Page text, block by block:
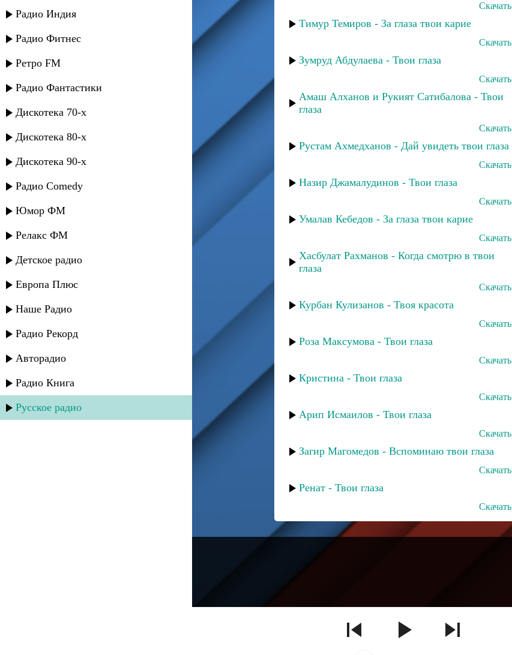
Радио Индия
Радио Фитнес
Ретро FM
Радио Фантастики
Дискотека 70-х
Дискотека 80-х
Дискотека 90-х
Радио Comedy
Юмор ФМ
Релакс ФМ
Детское радио
Европа Плюс
Наше Радио
Радио Рекорд
Авторадио
Радио Книга
Русское радио
Скачать
Тимур Темиров - За глаза твои карие
Скачать
Зумруд Абдулаева - Твои глаза
Скачать
Амаш Алханов и Рукият Сатибалова - Твои
глаза
Скачать
Рустам Ахмедханов - Дай увидеть твои глаза
Скачать
Назир Джамалудинов - Твои глаза
Скачать
Умалав Кебедов - За глаза твои карие
Скачать
Хасбулат Рахманов - Когда смотрю в твои
глаза
Скачать
Курбан Кулизанов - Твоя красота
Скачать
Роза Максумова - Твои глаза
Скачать
Кристина - Твои глаза
Скачать
Арип Исмаилов - Твои глаза
Скачать
Загир Магомедов - Вспоминаю твои глаза
Скачать
Ренат - Твои глаза
Скачать